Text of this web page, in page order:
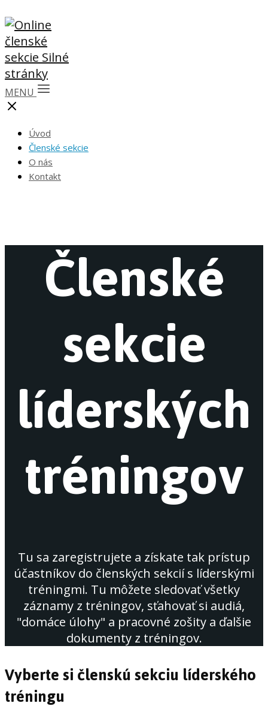
MENU
Úvod
Členské sekcie
O nás
Kontakt
Členské
sekcie
líderských
tréningov
Tu sa zaregistrujete a získate tak prístup
účastníkov do členských sekcií s líderskými
tréningmi. Tu môžete sledovať všetky
záznamy z tréningov, sťahovať si audiá,
"domáce úlohy" a pracovné zošity a ďalšie
dokumenty z tréningov.
Vyberte si členskú sekciu líderského
tréningu